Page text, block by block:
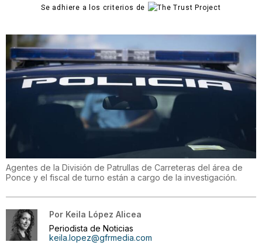
Se adhiere a los criterios de
Agentes de la División de Patrullas de Carreteras del área de
Ponce y el fiscal de turno están a cargo de la investigación.
Por Keila López Alicea
Periodista de Noticias
keila.lopez@gfrmedia.com